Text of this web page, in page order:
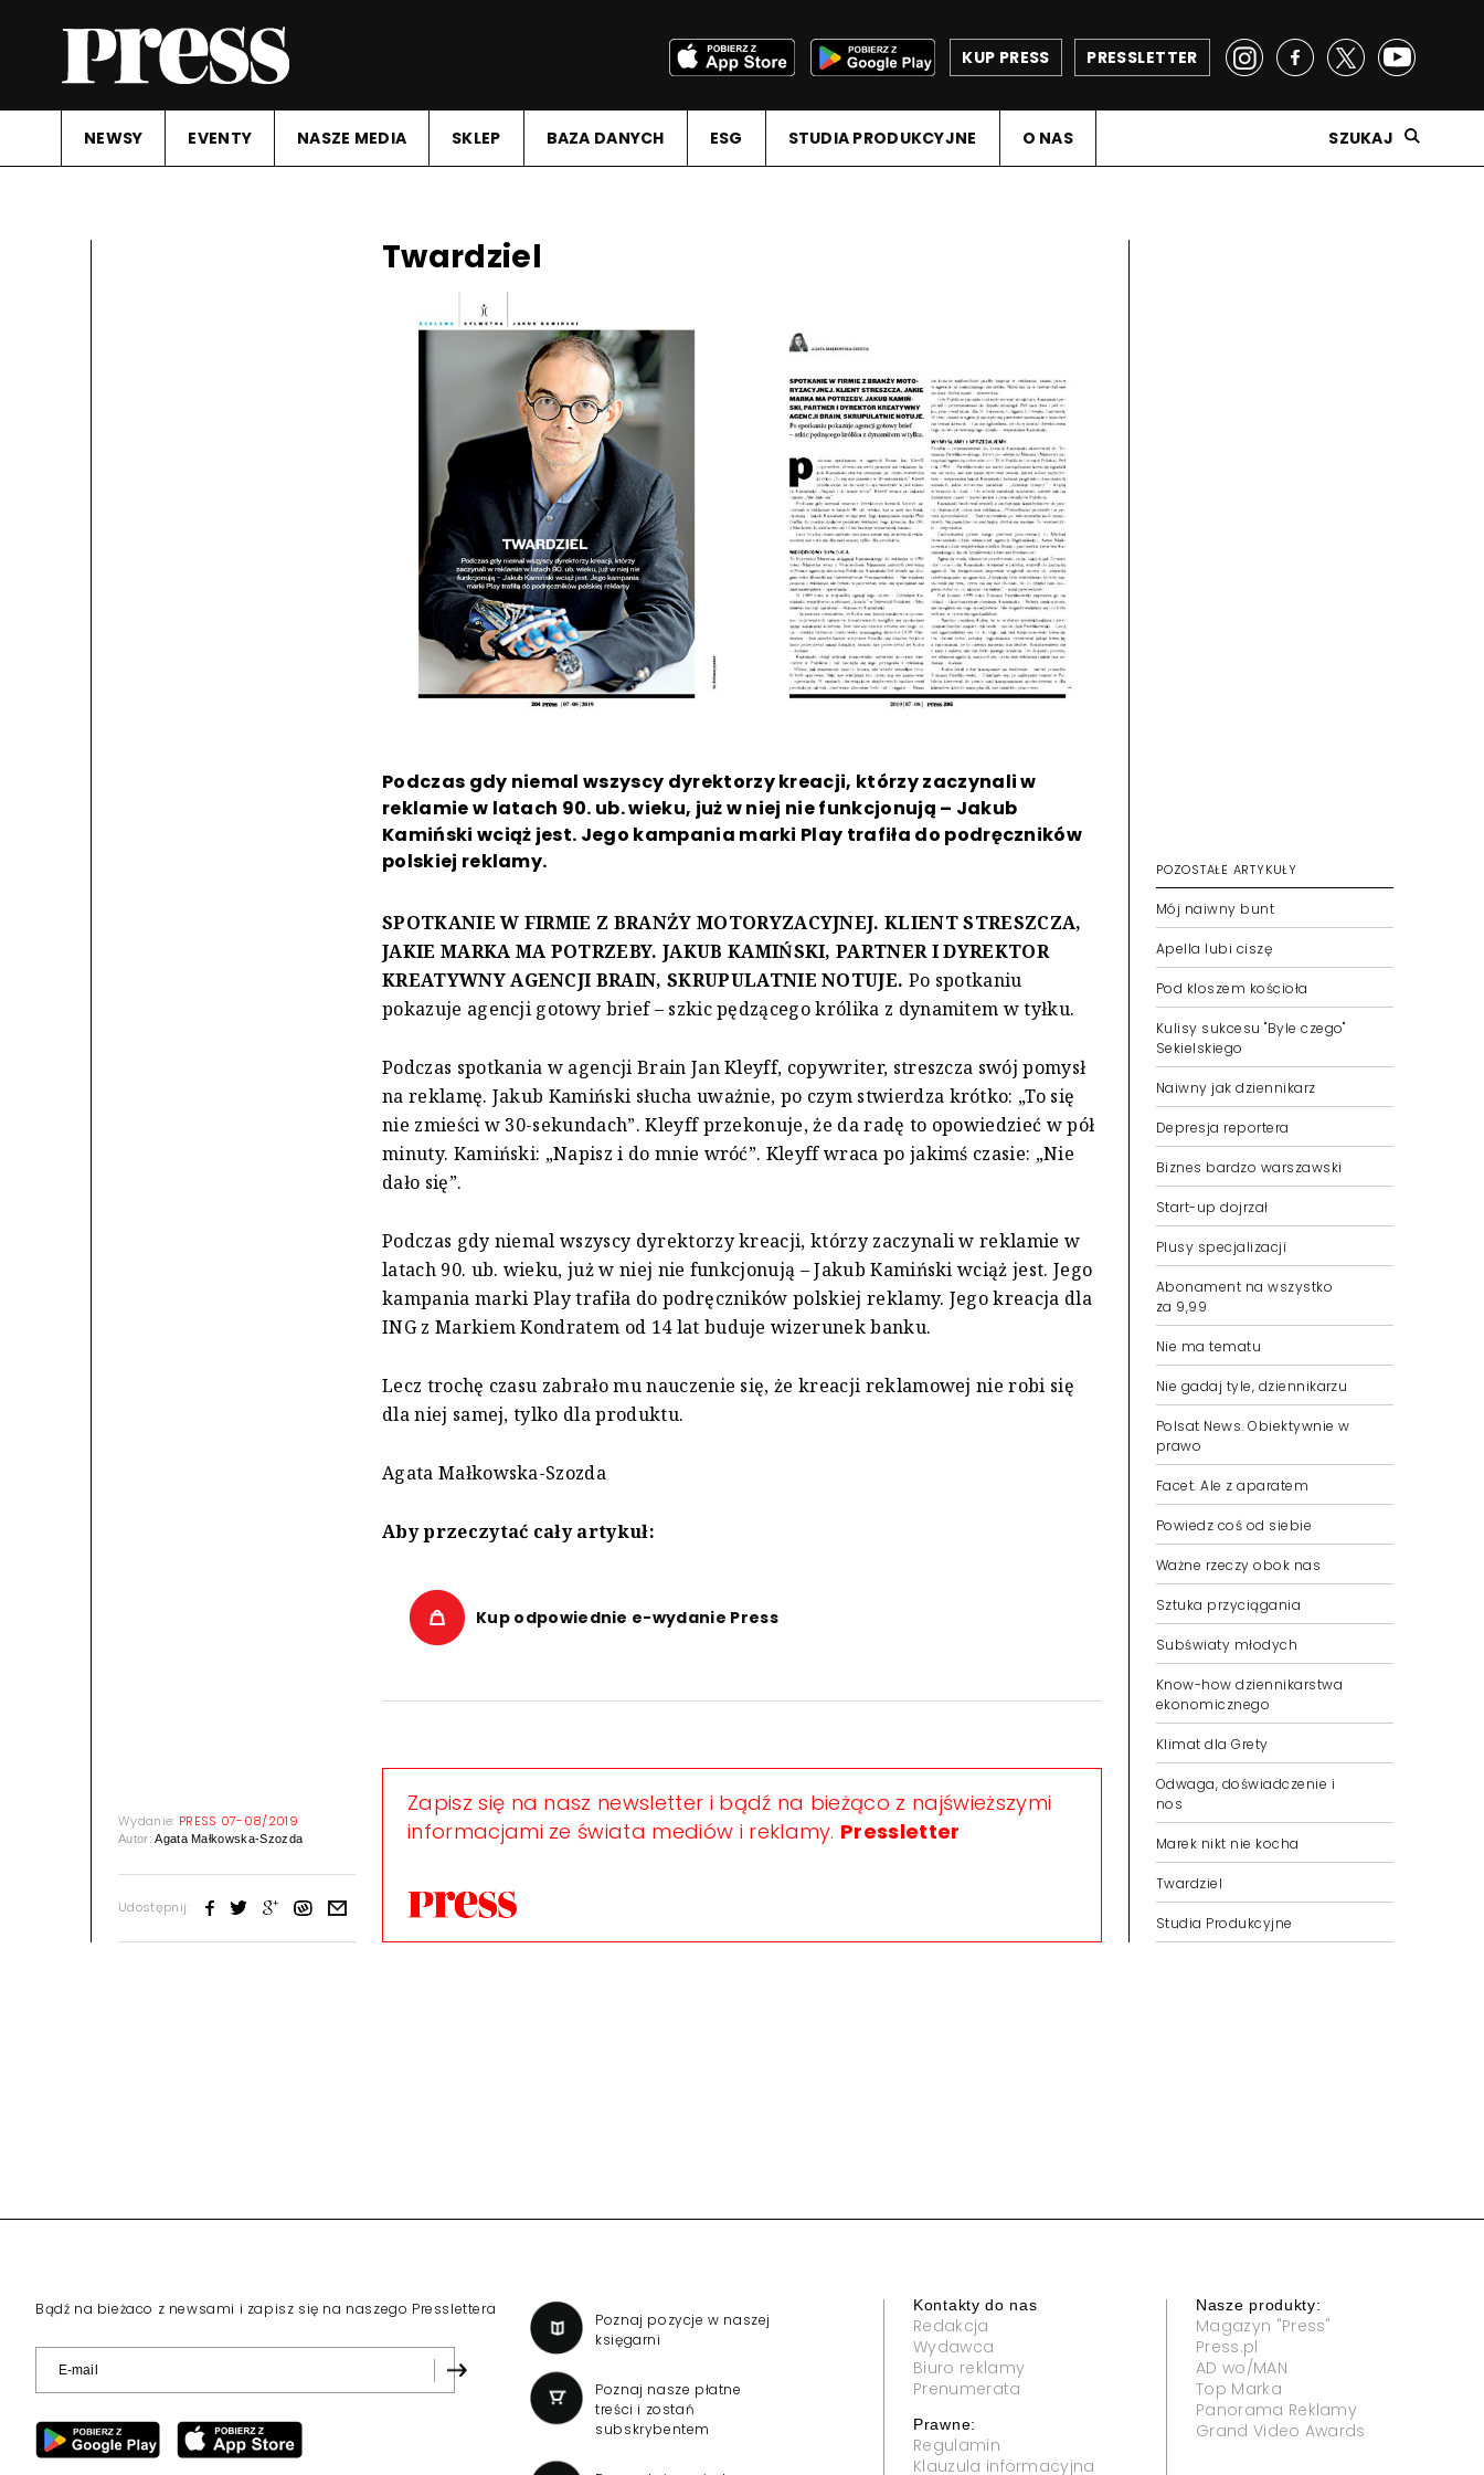
PRESSLETTER
KUP PRESS
NEWSY EVENTY NASZE MEDIA SKLEP BAZA DANYCH ESG STUDIA PRODUKCYJNE O NAS SZUKAJ
Wydanie: PRESS 07-08/2019
Autor:Agata Małkowska-Szozda
Udostępnij:
Twardziel
Podczas gdy niemal wszyscy dyrektorzy kreacji, którzy zaczynali w
reklamie w latach 90. ub. wieku, już w niej nie funkcjonują – Jakub
Kamiński wciąż jest. Jego kampania marki Play trafiła do podręczników
polskiej reklamy.
SPOTKANIE W FIRMIE Z BRANŻY MOTORYZACYJNEJ. KLIENT STRESZCZA,
JAKIE MARKA MA POTRZEBY. JAKUB KAMIŃSKI, PARTNER I DYREKTOR
KREATYWNY AGENCJI BRAIN, SKRUPULATNIE NOTUJE. Po spotkaniu
pokazuje agencji gotowy brief – szkic pędzącego królika z dynamitem w tyłku.
Podczas spotkania w agencji Brain Jan Kleyff, copywriter, streszcza swój pomysł
na reklamę. Jakub Kamiński słucha uważnie, po czym stwierdza krótko: „To się
nie zmieści w 30-sekundach”. Kleyff przekonuje, że da radę to opowiedzieć w pół
minuty. Kamiński: „Napisz i do mnie wróć”. Kleyff wraca po jakimś czasie: „Nie
dało się”.
Podczas gdy niemal wszyscy dyrektorzy kreacji, którzy zaczynali w reklamie w
latach 90. ub. wieku, już w niej nie funkcjonują – Jakub Kamiński wciąż jest. Jego
kampania marki Play trafiła do podręczników polskiej reklamy. Jego kreacja dla
ING z Markiem Kondratem od 14 lat buduje wizerunek banku.
Lecz trochę czasu zabrało mu nauczenie się, że kreacji reklamowej nie robi się
dla niej samej, tylko dla produktu.
Agata Małkowska-Szozda
Aby przeczytać cały artykuł:
Kup odpowiednie e-wydanie Press
Zapisz się na nasz newsletter i bądź na bieżąco z najświeższymi
informacjami ze świata mediów i reklamy. Pressletter
POZOSTAŁE ARTYKUŁY
Mój naiwny bunt
Apella lubi ciszę
Pod kloszem kościoła
Kulisy sukcesu "Byle czego"
Sekielskiego
Naiwny jak dziennikarz
Depresja reportera
Biznes bardzo warszawski
Start-up dojrzał
Plusy specjalizacji
Abonament na wszystko
za 9,99
Nie ma tematu
Nie gadaj tyle, dziennikarzu
Polsat News. Obiektywnie w
prawo
Facet. Ale z aparatem
Powiedz coś od siebie
Ważne rzeczy obok nas
Sztuka przyciągania
Subświaty młodych
Know-how dziennikarstwa
ekonomicznego
Klimat dla Grety
Odwaga, doświadczenie i
nos
Marek nikt nie kocha
Twardziel
Studia Produkcyjne
Bądź na bieżaco z newsami i zapisz się na naszego Presslettera
Poznaj pozycje w naszej
księgarni
Poznaj nasze płatne
treści i zostań
subskrybentem
Kontakty do nas
Redakcja
Wydawca
Biuro reklamy
Prenumerata
Prawne:
Regulamin
Klauzula informacyjna
Nasze produkty:
Magazyn "Press"
Press.pl
AD wo/MAN
Top Marka
Panorama Reklamy
Grand Video Awards